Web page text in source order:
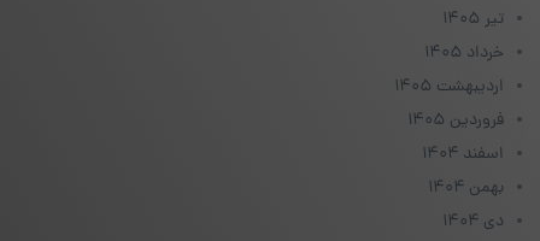
تیر ۱۴۰۵
خرداد ۱۴۰۵
اردیبهشت ۱۴۰۵
فروردین ۱۴۰۵
اسفند ۱۴۰۴
بهمن ۱۴۰۴
دی ۱۴۰۴